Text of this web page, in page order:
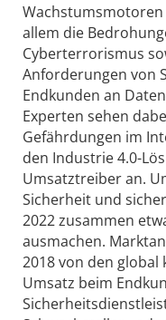
allem die
Cyberterrorismus
Anforderungen von
Endkunden an
Experten sehen
Gefährdungen im
den Industrie 4.0-
Umsatztreiber an.
Sicherheit und
2022 zusammen
ausmachen.
2018 von den global
Umsatz beim